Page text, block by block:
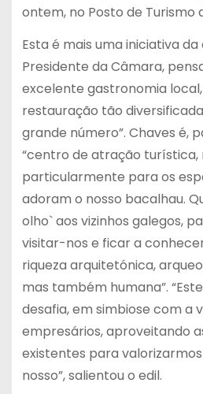
ontem, no Posto de Turismo
Esta é mais uma iniciativa
Presidente da Câmara,
excelente gastronomia
restauração tão
grande número”. Chaves é,
“centro de atração turística,
particularmente para os
adoram o nosso bacalhau.
olho` aos vizinhos galegos,
visitar-nos e ficar a
riqueza arquitetónica,
mas também humana”.
desafia, em simbiose com a
empresários, aproveitando
existentes para
nosso”, salientou o edil.